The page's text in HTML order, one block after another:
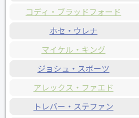
コディ・ブラッドフォード
ホセ・ウレナ
マイケル・キング
ジョシュ・スボーツ
アレックス・ファエド
トレバー・ステファン